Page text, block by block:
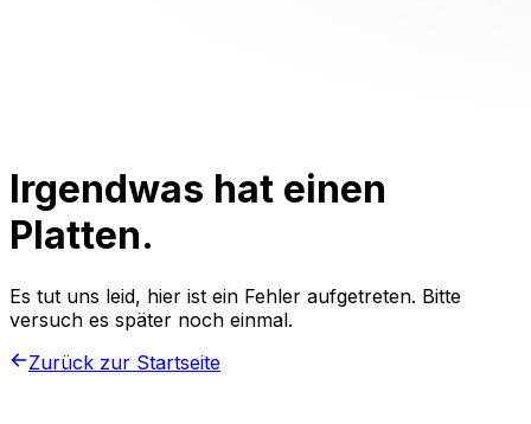
Irgendwas hat einen
Platten.
Es tut uns leid, hier ist ein Fehler aufgetreten. Bitte
versuch es später noch einmal.
Zurück zur Startseite